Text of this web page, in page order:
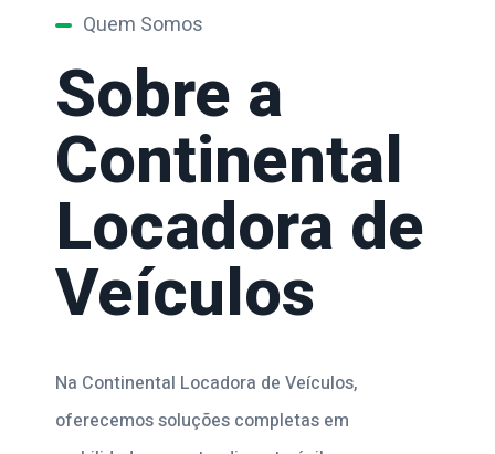
Quem Somos
Sobre a
Continental
Locadora de
Veículos
Na Continental Locadora de Veículos,
oferecemos soluções completas em